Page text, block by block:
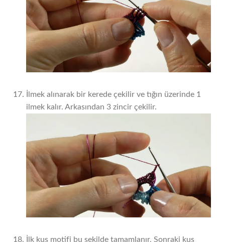
İlmek alınarak bir kerede çekilir ve tığın üzerinde 1
ilmek kalır. Arkasından 3 zincir çekilir.
İlk kuş motifi bu şekilde tamamlanır. Sonraki kuş